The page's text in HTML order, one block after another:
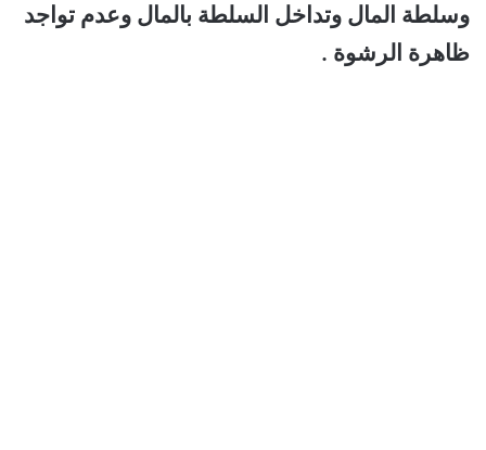
وسلطة المال وتداخل السلطة بالمال وعدم تواجد
ظاهرة الرشوة .